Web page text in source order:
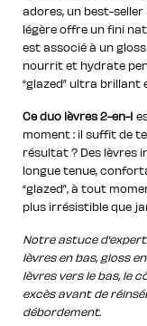
adores, un best-
légère offre un fini
est associé à un
nourrit et hydrate
“glazed” ultra
Ce duo lèvres 2-en-1
moment : il suffit de
résultat ? Des lèvres
longue tenue,
“glazed”, à tout
plus irrésistible que
Notre astuce
lèvres en bas, gloss
lèvres vers le bas, le
excès avant de
débordement.